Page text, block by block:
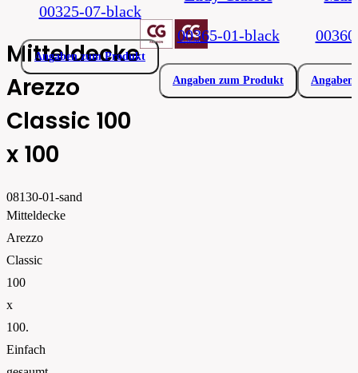
Mitteldecke
Arezzo
Classic 100
x 100
08130-01-sand
Mitteldecke
Arezzo
Classic
100
x
100.
Einfach
00325-07-black
Angaben zum Produkt
00365-01-black
Angaben zum Produkt